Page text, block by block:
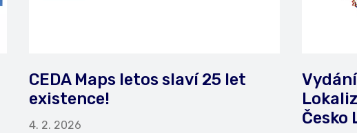
CEDA Maps letos slaví 25 let
existence!
4. 2. 2026
Česko